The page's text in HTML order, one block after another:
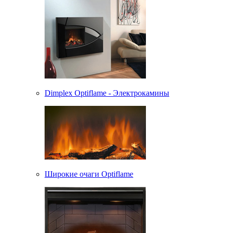
Dimplex Optiflame - Электрокамины
Широкие очаги Optiflame